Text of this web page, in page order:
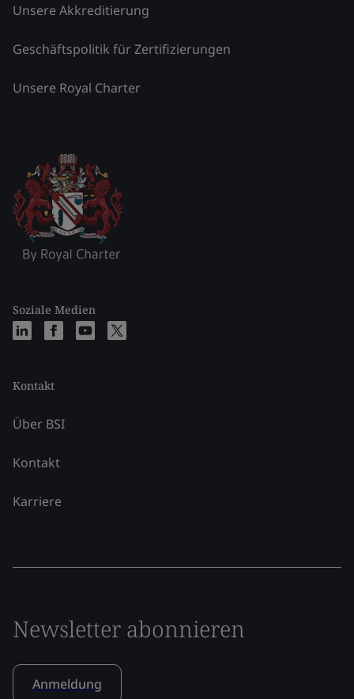
Unsere Akkreditierung
Geschäftspolitik für Zertifizierungen
Unsere Royal Charter
Soziale Medien
Kontakt
Über BSI
Kontakt
Karriere
Newsletter abonnieren
Anmeldung